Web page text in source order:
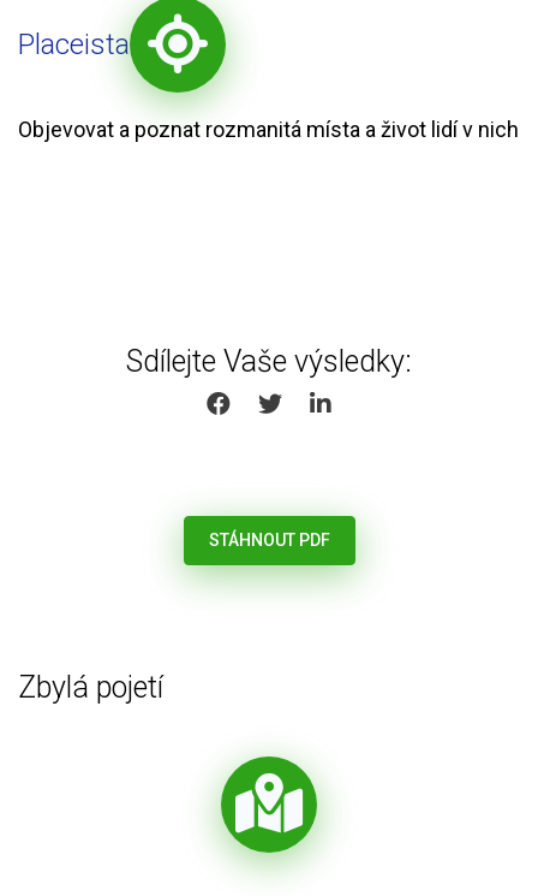
Placeista
Objevovat a poznat rozmanitá místa a život lidí v nich
Sdílejte Vaše výsledky:
SHARE ON FACEBOOK
SHARE ON TWITTER
SHARE ON LINKEDIN
STÁHNOUT PDF
Zbylá pojetí